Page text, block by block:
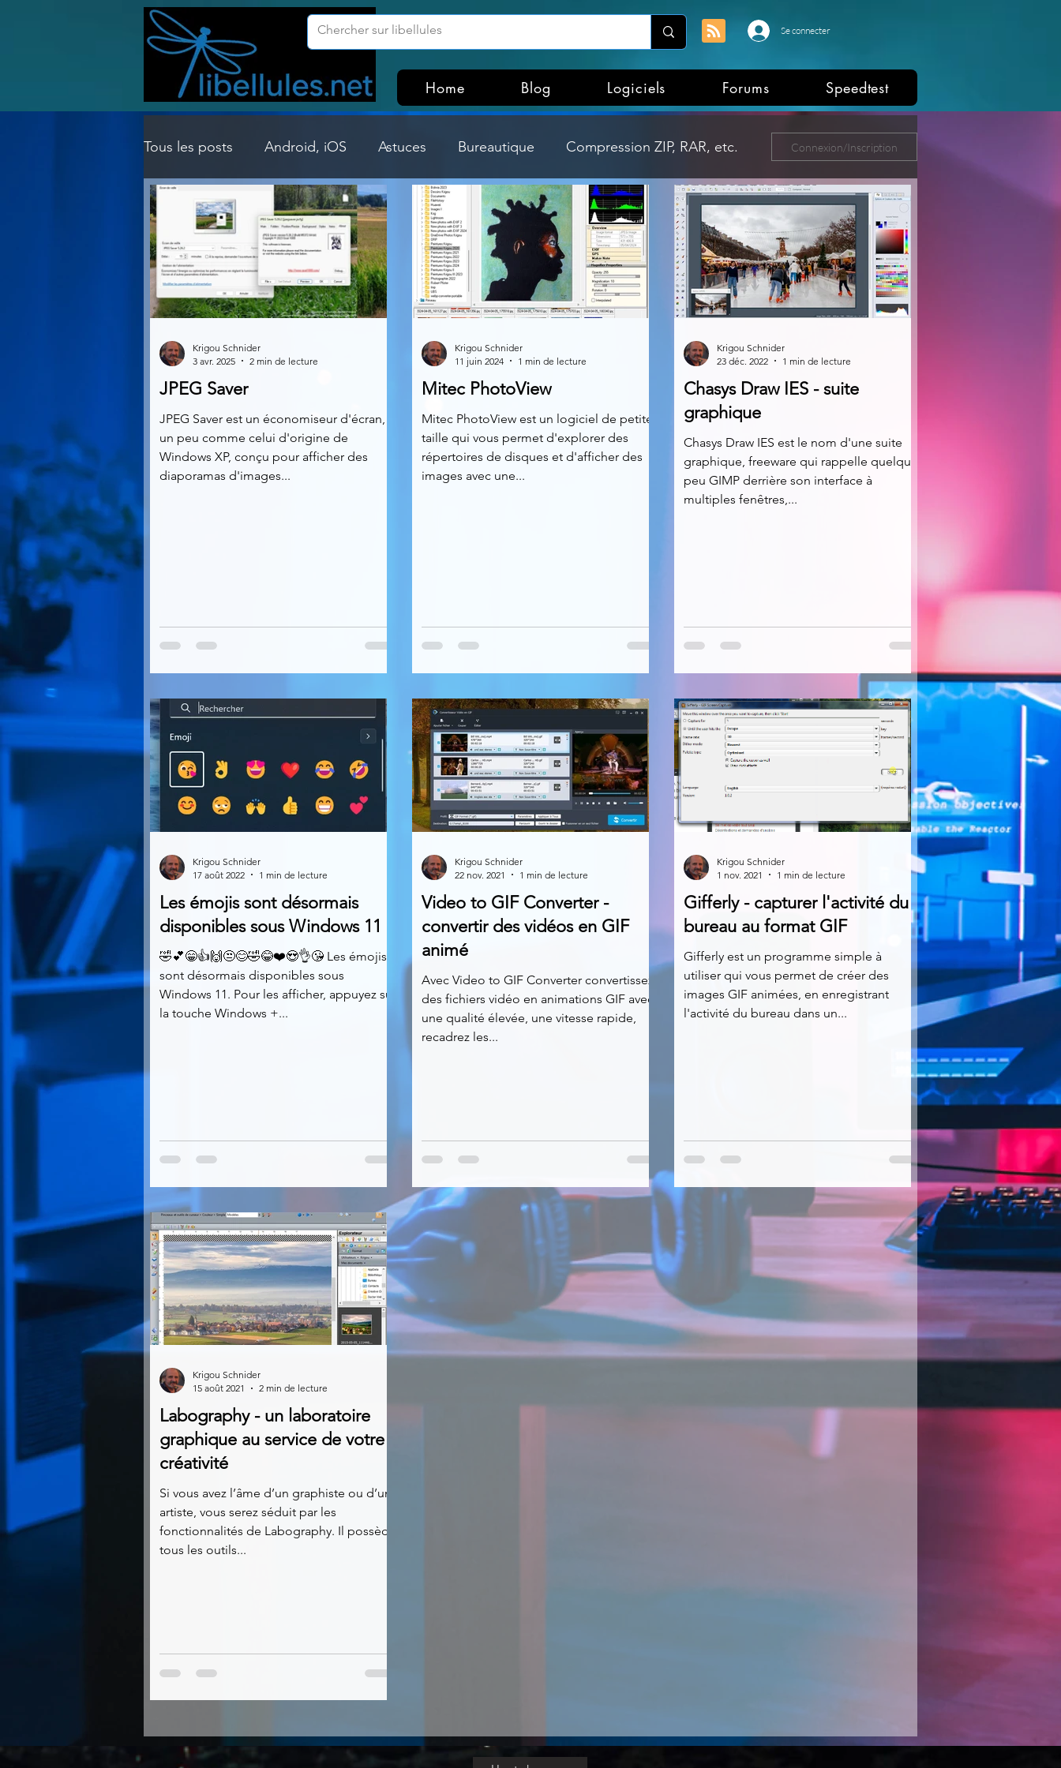
Se connecter
Home Blog Logiciels Forums Speedtest
Tous les posts Android, iOS Astuces Bureautique Compression ZIP, RAR, etc.
Customisation Windows Divers Dossier Windows Explorateurs de fichiers
Gestion Système Graphisme Hardware Internet
Multimedia Nirsoft Occupation disque
Photographie Réseaux Réseaux sociaux Sécurité Services en ligne
Connexion/Inscription
JPEG Saver
JPEG Saver est un économiseur d'écran,
un peu comme celui d'origine de
Windows XP, conçu pour afficher des
diaporamas d'images...
Krigou Schnider
3 avr. 2025
2 min de lecture
Mitec PhotoView
Mitec PhotoView est un logiciel de petite
taille qui vous permet d'explorer des
répertoires de disques et d'afficher des
images avec une...
Krigou Schnider
11 juin 2024
1 min de lecture
Chasys Draw IES - suite
graphique
Chasys Draw IES est le nom d'une suite
graphique, freeware qui rappelle quelque
peu GIMP derrière son interface à
multiples fenêtres,...
Krigou Schnider
23 déc. 2022
1 min de lecture
Les émojis sont désormais
disponibles sous Windows 11
🤣💕😁👍🙌😒😊🤣😂❤️😍👌😘 Les émojis
sont désormais disponibles sous
Windows 11. Pour les afficher, appuyez sur
la touche Windows +...
Krigou Schnider
17 août 2022
1 min de lecture
Video to GIF Converter -
convertir des vidéos en GIF
animé
Avec Video to GIF Converter convertissez
des fichiers vidéo en animations GIF avec
une qualité élevée, une vitesse rapide,
recadrez les...
Krigou Schnider
22 nov. 2021
1 min de lecture
Gifferly - capturer l'activité du
bureau au format GIF
Gifferly est un programme simple à
utiliser qui vous permet de créer des
images GIF animées, en enregistrant
l'activité du bureau dans un...
Krigou Schnider
1 nov. 2021
1 min de lecture
Labography - un laboratoire
graphique au service de votre
créativité
Si vous avez l’âme d’un graphiste ou d’un
artiste, vous serez séduit par les
fonctionnalités de Labography. Il possède
tous les outils...
Krigou Schnider
15 août 2021
2 min de lecture